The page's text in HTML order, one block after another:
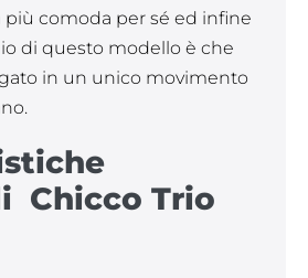
più comoda per sé ed infine
di questo modello è che
in un unico movimento
Chicco Trio